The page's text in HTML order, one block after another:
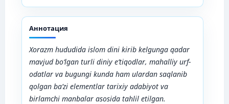
Аннотация
Xorazm hududida islom dini kirib kelgunga qadar
mavjud bo‘lgan turli diniy e’tiqodlar, mahalliy urf-
odatlar va bugungi kunda ham ulardan saqlanib
qolgan ba’zi elementlar tarixiy adabiyot va
birlamchi manbalar asosida tahlil etilgan.